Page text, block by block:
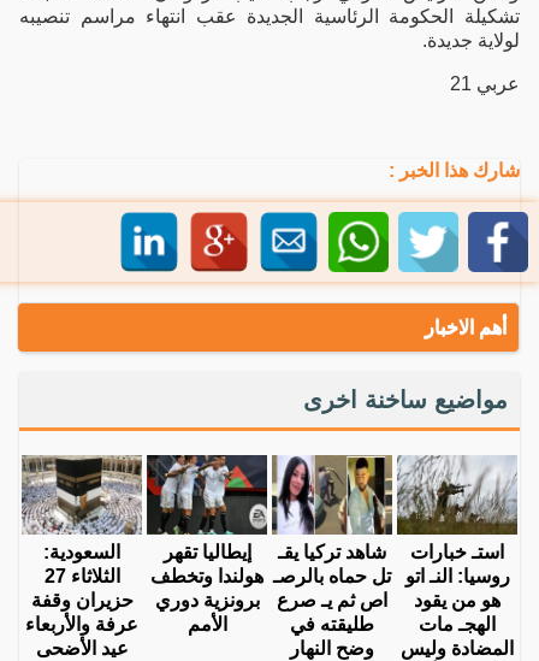
تشكيلة الحكومة الرئاسية الجديدة عقب انتهاء مراسم تنصيبه
لولاية جديدة.
عربي 21
شارك هذا الخبر :
أهم الاخبار
مواضيع ساخنة اخرى
استـ خبارات
روسيا: النـ اتو
هو من يقود
الهجـ مات
المضادة وليس
شاهد تركيا يقـ
تل حماه بالرصـ
اص ثم يـ صرع
طليقته في
وضح النهار
إيطاليا تقهر
هولندا وتخطف
برونزية دوري
الأمم
السعودية:
الثلاثاء 27
حزيران وقفة
عرفة والأربعاء
عيد الأضحى